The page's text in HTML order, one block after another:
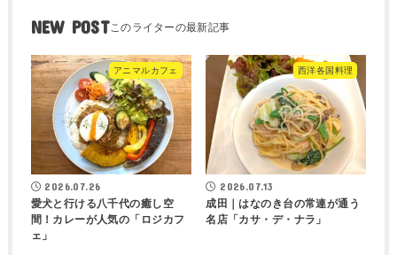
NEW POST
アニマルカフェ
2026.07.26
愛犬と行ける八千代の癒し空
間！カレーが人気の「ロジカフ
ェ」
西洋各国料理
2026.07.13
成田｜はなのき台の常連が通う
名店「カサ・デ・ナラ」